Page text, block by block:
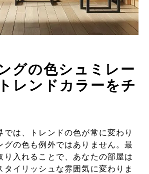
グの色シュミレー
レンドカラーをチ
では、トレンドの色が常に変わり
グの色も例外ではありません。最
り入れることで、あなたの部屋は
タイリッシュな雰囲気に変わりま